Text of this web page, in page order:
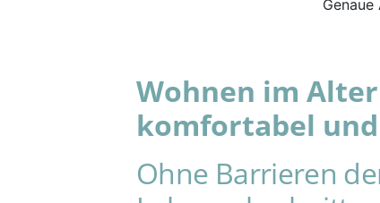
Genaue
Wohnen im
komfortabel
Ohne Barrieren